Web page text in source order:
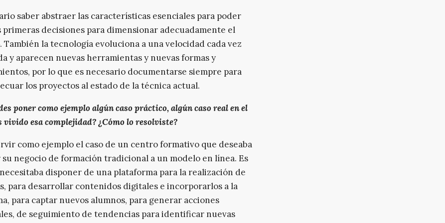
saber abstraer las características esenciales para poder
primeras decisiones para dimensionar adecuadamente el
También la tecnología evoluciona a una velocidad cada vez
y aparecen nuevas herramientas y nuevas formas y
por lo que es necesario documentarse siempre para
los proyectos al estado de la técnica actual.
poner como ejemplo algún caso práctico, algún caso real en el
vivido esa complejidad? ¿Cómo lo resolviste?
como ejemplo el caso de un centro formativo que deseaba
negocio de formación tradicional a un modelo en línea. Es
disponer de una plataforma para la realización de
para desarrollar contenidos digitales e incorporarlos a la
para captar nuevos alumnos, para generar acciones
de seguimiento de tendencias para identificar nuevas